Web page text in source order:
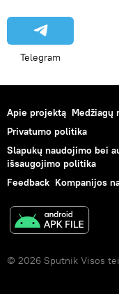
Telegram
Apie projektą Medžiagų
Privatumo politika
Slapukų naudojimo bei
išsaugojimo politika
Feedback Kompanijos
© 2026 Sputnik Visos